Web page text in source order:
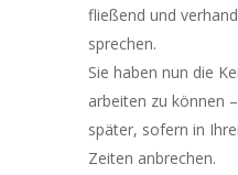
fließend und
sprechen.
Sie haben nun die
arbeiten zu können
später, sofern in
Zeiten anbrechen.